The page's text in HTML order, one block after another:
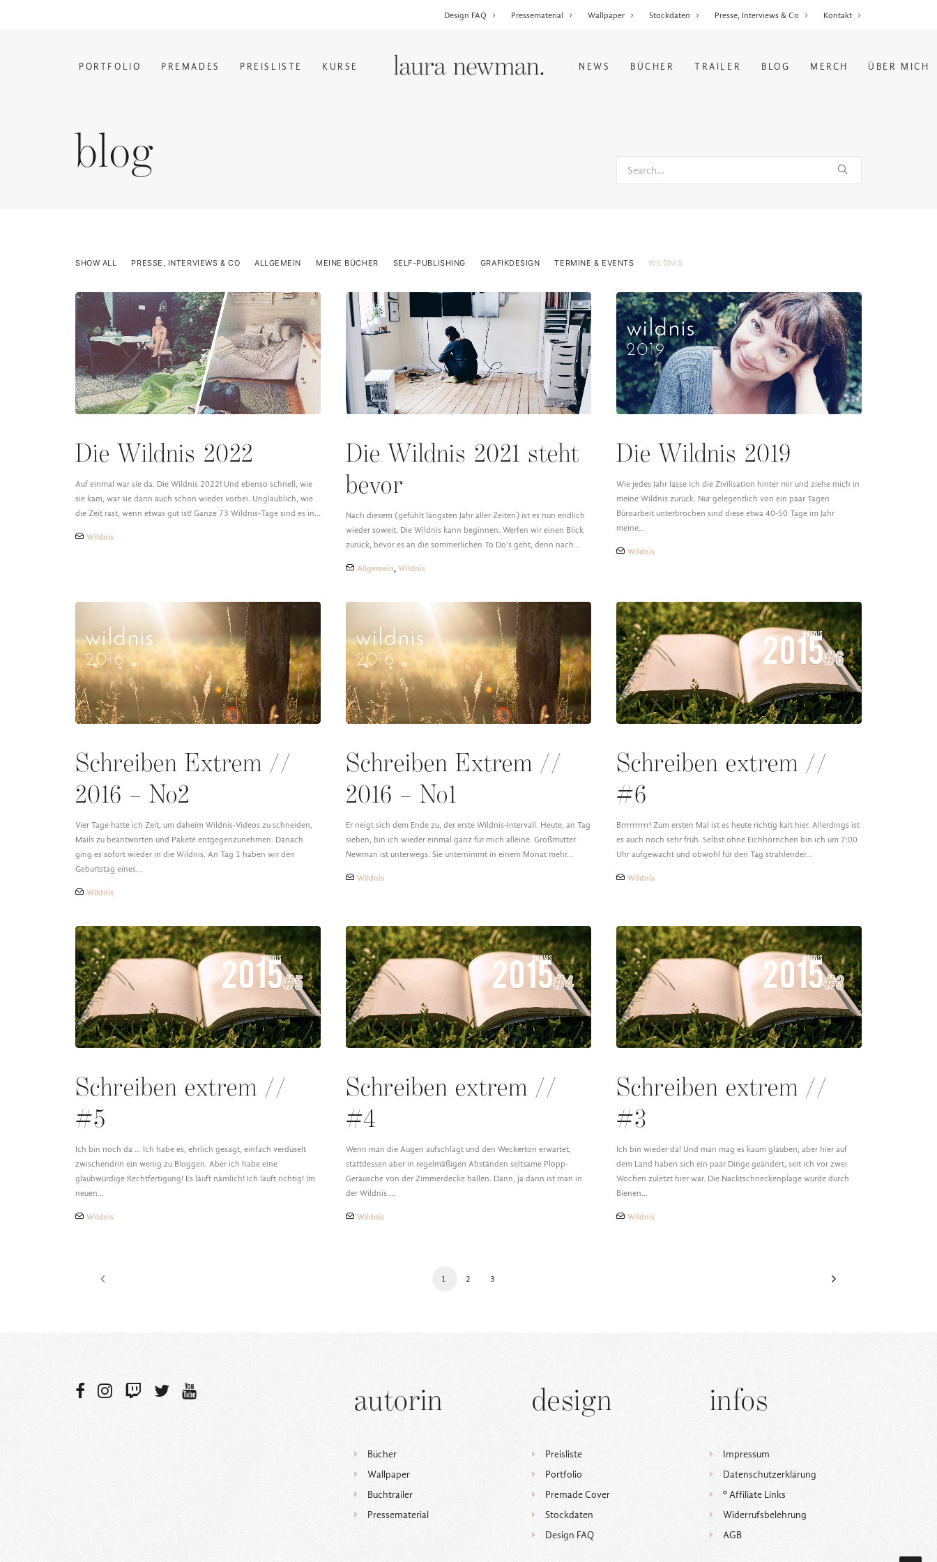
Design FAQ Pressematerial Wallpaper Stockdaten Presse, Interviews & Co Kontakt
PORTFOLIO PREMADES PREISLISTE KURSE NEWS BÜCHER TRAILER BLOG MERCH ÜBER MICH
blog
SHOW ALL PRESSE, INTERVIEWS & CO ALLGEMEIN MEINE BÜCHER SELF-PUBLISHING GRAFIKDESIGN TERMINE & EVENTS WILDNIS
Die Wildnis 2022
Auf einmal war sie da. Die Wildnis 2022! Und ebenso schnell, wie
sie kam, war sie dann auch schon wieder vorbei. Unglaublich, wie
die Zeit rast, wenn etwas gut ist! Ganze 73 Wildnis-Tage sind es in…
Wildnis
Die Wildnis 2021 steht
bevor
Nach diesem (gefühlt längsten Jahr aller Zeiten) ist es nun endlich
wieder soweit. Die Wildnis kann beginnen. Werfen wir einen Blick
zurück, bevor es an die sommerlichen To Do’s geht, denn nach…
Allgemein, Wildnis
Die Wildnis 2019
Wie jedes Jahr lasse ich die Zivilisation hinter mir und ziehe mich in
meine Wildnis zurück. Nur gelegentlich von ein paar Tagen
Büroarbeit unterbrochen sind diese etwa 40-50 Tage im Jahr
meine…
Wildnis
Schreiben Extrem //
2016 – No2
Vier Tage hatte ich Zeit, um daheim Wildnis-Videos zu schneiden,
Mails zu beantworten und Pakete entgegenzunehmen. Danach
ging es sofort wieder in die Wildnis. An Tag 1 haben wir den
Geburtstag eines…
Wildnis
Schreiben Extrem //
2016 – No1
Er neigt sich dem Ende zu, der erste Wildnis-Intervall. Heute, an Tag
sieben, bin ich wieder einmal ganz für mich alleine. Großmutter
Newman ist unterwegs. Sie unternimmt in einem Monat mehr…
Wildnis
Schreiben extrem //
#6
Brrrrrrrrrr! Zum ersten Mal ist es heute richtig kalt hier. Allerdings ist
es auch noch sehr früh. Selbst ohne Eichhörnchen bin ich um 7:00
Uhr aufgewacht und obwohl für den Tag strahlender…
Wildnis
Schreiben extrem //
#5
Ich bin noch da ... Ich habe es, ehrlich gesagt, einfach verduselt
zwischendrin ein wenig zu Bloggen. Aber ich habe eine
glaubwürdige Rechtfertigung! Es läuft nämlich! Ich läuft richtig! Im
neuen…
Wildnis
Schreiben extrem //
#4
Wenn man die Augen aufschlägt und den Weckerton erwartet,
stattdessen aber in regelmäßigen Abständen seltsame Plopp-
Geräusche von der Zimmerdecke hallen. Dann, ja dann ist man in
der Wildnis.…
Wildnis
Schreiben extrem //
#3
Ich bin wieder da! Und man mag es kaum glauben, aber hier auf
dem Land haben sich ein paar Dinge geändert, seit ich vor zwei
Wochen zuletzt hier war. Die Nacktschneckenplage wurde durch
Bienen…
Wildnis
1 2 3
autorin
Bücher
Wallpaper
Buchtrailer
Pressematerial
design
Preisliste
Portfolio
Premade Cover
Stockdaten
Design FAQ
infos
Impressum
Datenschutzerklärung
ᵒ Affiliate Links
Widerrufsbelehrung
AGB